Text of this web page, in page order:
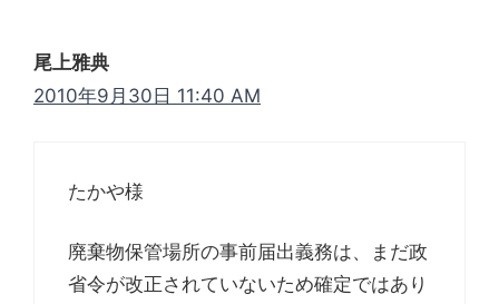
尾上雅典
2010年9月30日 11:40 AM
たかや様
廃棄物保管場所の事前届出義務は、まだ政
省令が改正されていないため確定ではあり